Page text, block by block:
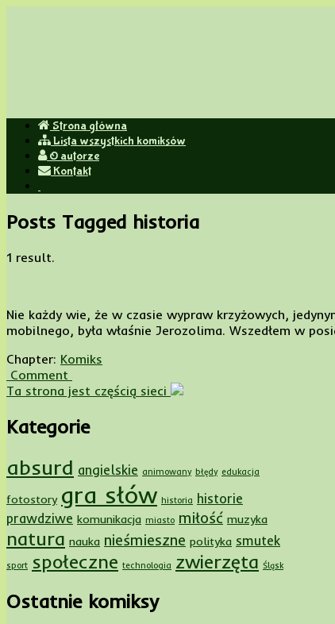
jeśli nie wiesz czy powiedzieć hehe czy haha, powiedz
Strona główna
Lista wszystkich komiksów
O autorze
Kontakt
Posts Tagged historia
1 result.
Nie każdy wie, że w czasie wypraw krzyżowych,
mobilnego, była właśnie Jerozolima. Wszedłem w
Chapter: Komiks
Comment
Ta strona jest częścią sieci
Kategorie
absurd angielskie animowany błędy edukacja
fotostory gra słów historia historie
prawdziwe komunikacja miasto miłość muzyka
natura nauka nieśmieszne polityka smutek
sport społeczne technologia zwierzęta Śląsk
Ostatnie komiksy